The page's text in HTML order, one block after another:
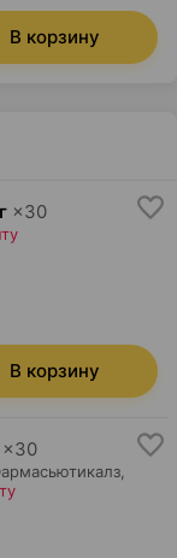
В корзину
×30
В корзину
×30